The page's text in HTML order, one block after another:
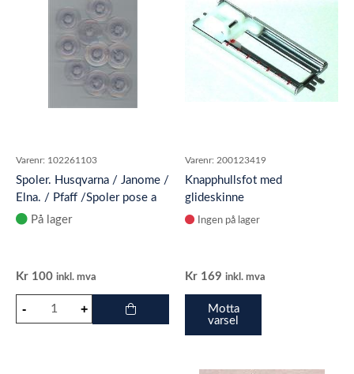
Varenr: 102261103
Spoler. Husqvarna / Janome /
Elna. / Pfaff /Spoler pose a
10 stk Passer til Husq
På lager
Kr 100 inkl. mva
Varenr: 200123419
Knapphullsfot med
glideskinne
Ingen på lager
Kr 169 inkl. mva
Motta
varsel